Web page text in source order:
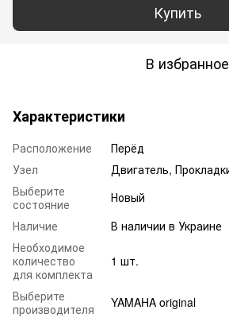
Купить
В избранное
Характеристики
Расположение
Пepёд
Узел
Двигатель,
Выберите
состояние
Новый
Наличие
В наличии в Украине
Необходимое
количество
для комплекта
1 шт.
Выберите
производителя
YAMAHA original